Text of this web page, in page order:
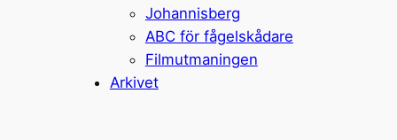
Johannisberg
ABC för fågelskådare
Filmutmaningen
Arkivet